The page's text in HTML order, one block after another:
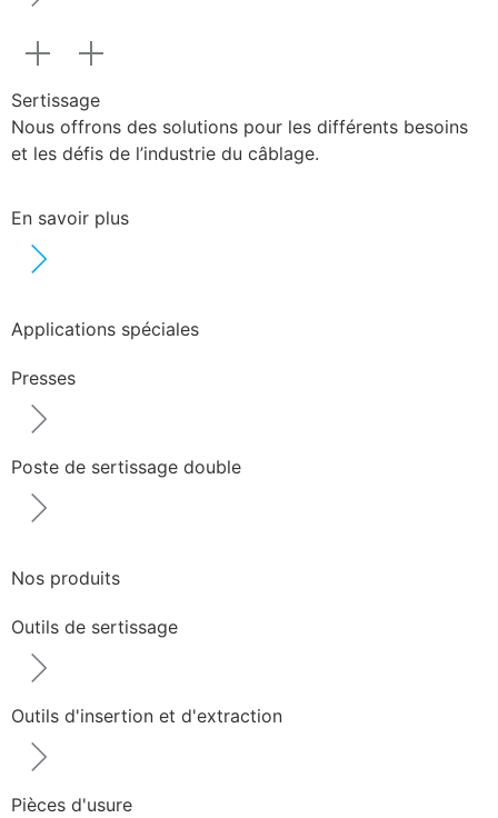
Sertissage
Nous offrons des solutions pour les différents besoins
et les défis de l’industrie du câblage.
En savoir plus
Applications spéciales
Presses
Poste de sertissage double
Nos produits
Outils de sertissage
Outils d'insertion et d'extraction
Pièces d'usure